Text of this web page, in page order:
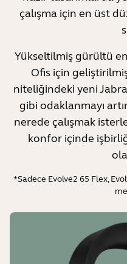
çalışma için en üst
Yükseltilmiş gürültü
Ofis için
niteliğindeki yeni
gibi odaklanmayı
nerede çalışmak
konfor içinde
*Sadece Evolve2 65 Flex,